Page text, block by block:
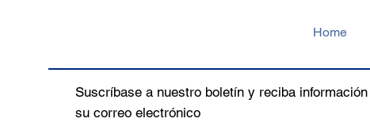
Suscríbase a nuestro boletín y reciba
su correo electrónico
Home